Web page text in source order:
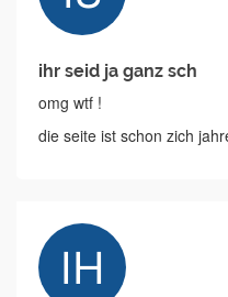
ihr seid ja ganz sch
omg wtf !
die seite ist schon zich